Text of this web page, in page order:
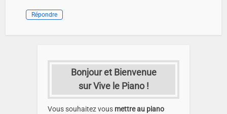
Répondre
Bonjour et Bienvenue
sur Vive le Piano !
Vous souhaitez vous mettre au piano